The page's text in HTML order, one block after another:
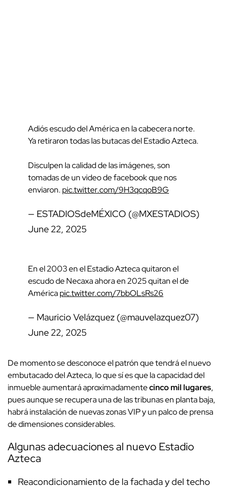
Adiós escudo del América en la cabecera norte.
Ya retiraron todas las butacas del Estadio Azteca.
Disculpen la calidad de las imágenes, son
tomadas de un video de facebook que nos
enviaron. pic.twitter.com/9H3qcqoB9G
— ESTADIOSdeMÉXICO (@MXESTADIOS)
June 22, 2025
En el 2003 en el Estadio Azteca quitaron el
escudo de Necaxa ahora en 2025 quitan el de
Américapic.twitter.com/7bbOLsRs26
— Mauricio Velázquez (@mauvelazquez07)
June 22, 2025
De momento se desconoce el patrón que tendrá el nuevo
embutacado del Azteca, lo que sí es que la capacidad del
inmueble aumentará aproximadamentecinco mil lugares,
pues aunque se recupera una de las tribunas en planta baja,
habrá instalación de nuevas zonas VIP y un palco de prensa
de dimensiones considerables.
Algunas adecuaciones al nuevo Estadio
Azteca
Reacondicionamiento de la fachada y del techo